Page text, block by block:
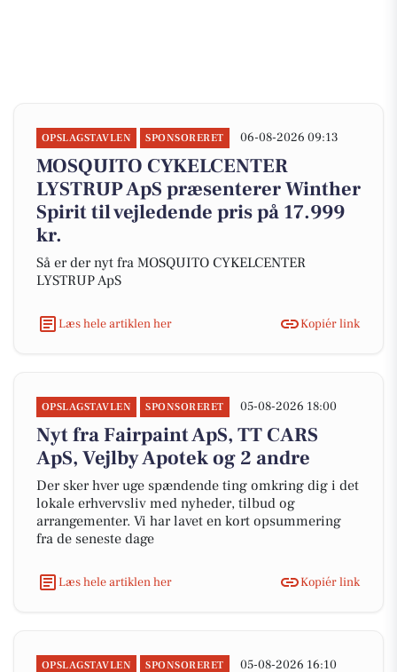
OPSLAGSTAVLEN SPONSORERET 06-08-2026 09:13
MOSQUITO CYKELCENTER
LYSTRUP ApS præsenterer Winther
Spirit til vejledende pris på 17.999
kr.
Så er der nyt fra MOSQUITO CYKELCENTER
LYSTRUP ApS
Læs hele artiklen her Kopiér link
OPSLAGSTAVLEN SPONSORERET 05-08-2026 18:00
Nyt fra Fairpaint ApS, TT CARS
ApS, Vejlby Apotek og 2 andre
Der sker hver uge spændende ting omkring dig i det
lokale erhvervsliv med nyheder, tilbud og
arrangementer. Vi har lavet en kort opsummering
fra de seneste dage
Læs hele artiklen her Kopiér link
OPSLAGSTAVLEN SPONSORERET 05-08-2026 16:10